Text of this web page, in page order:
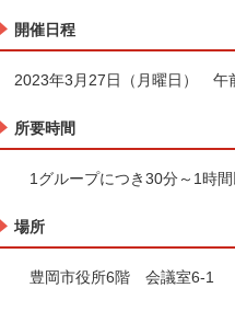
開催日程
2023年3月27日（月曜日） 午
所要時間
1グループにつき30分～1時間
場所
豊岡市役所6階 会議室6-1